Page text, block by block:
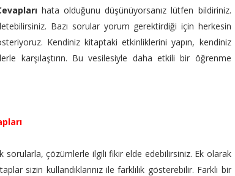
hata olduğunu düşünüyorsanız lütfen bildiriniz.
Bazı sorular yorum gerektirdiği için herkesin
Kendiniz kitaptaki etkinliklerini yapın, kendiniz
karşılaştırın. Bu vesilesiyle daha etkili bir öğrenme
sorularla, çözümlerle ilgili fikir elde edebilirsiniz. Ek olarak
sizin kullandıklarınız ile farklılık gösterebilir. Farklı bir